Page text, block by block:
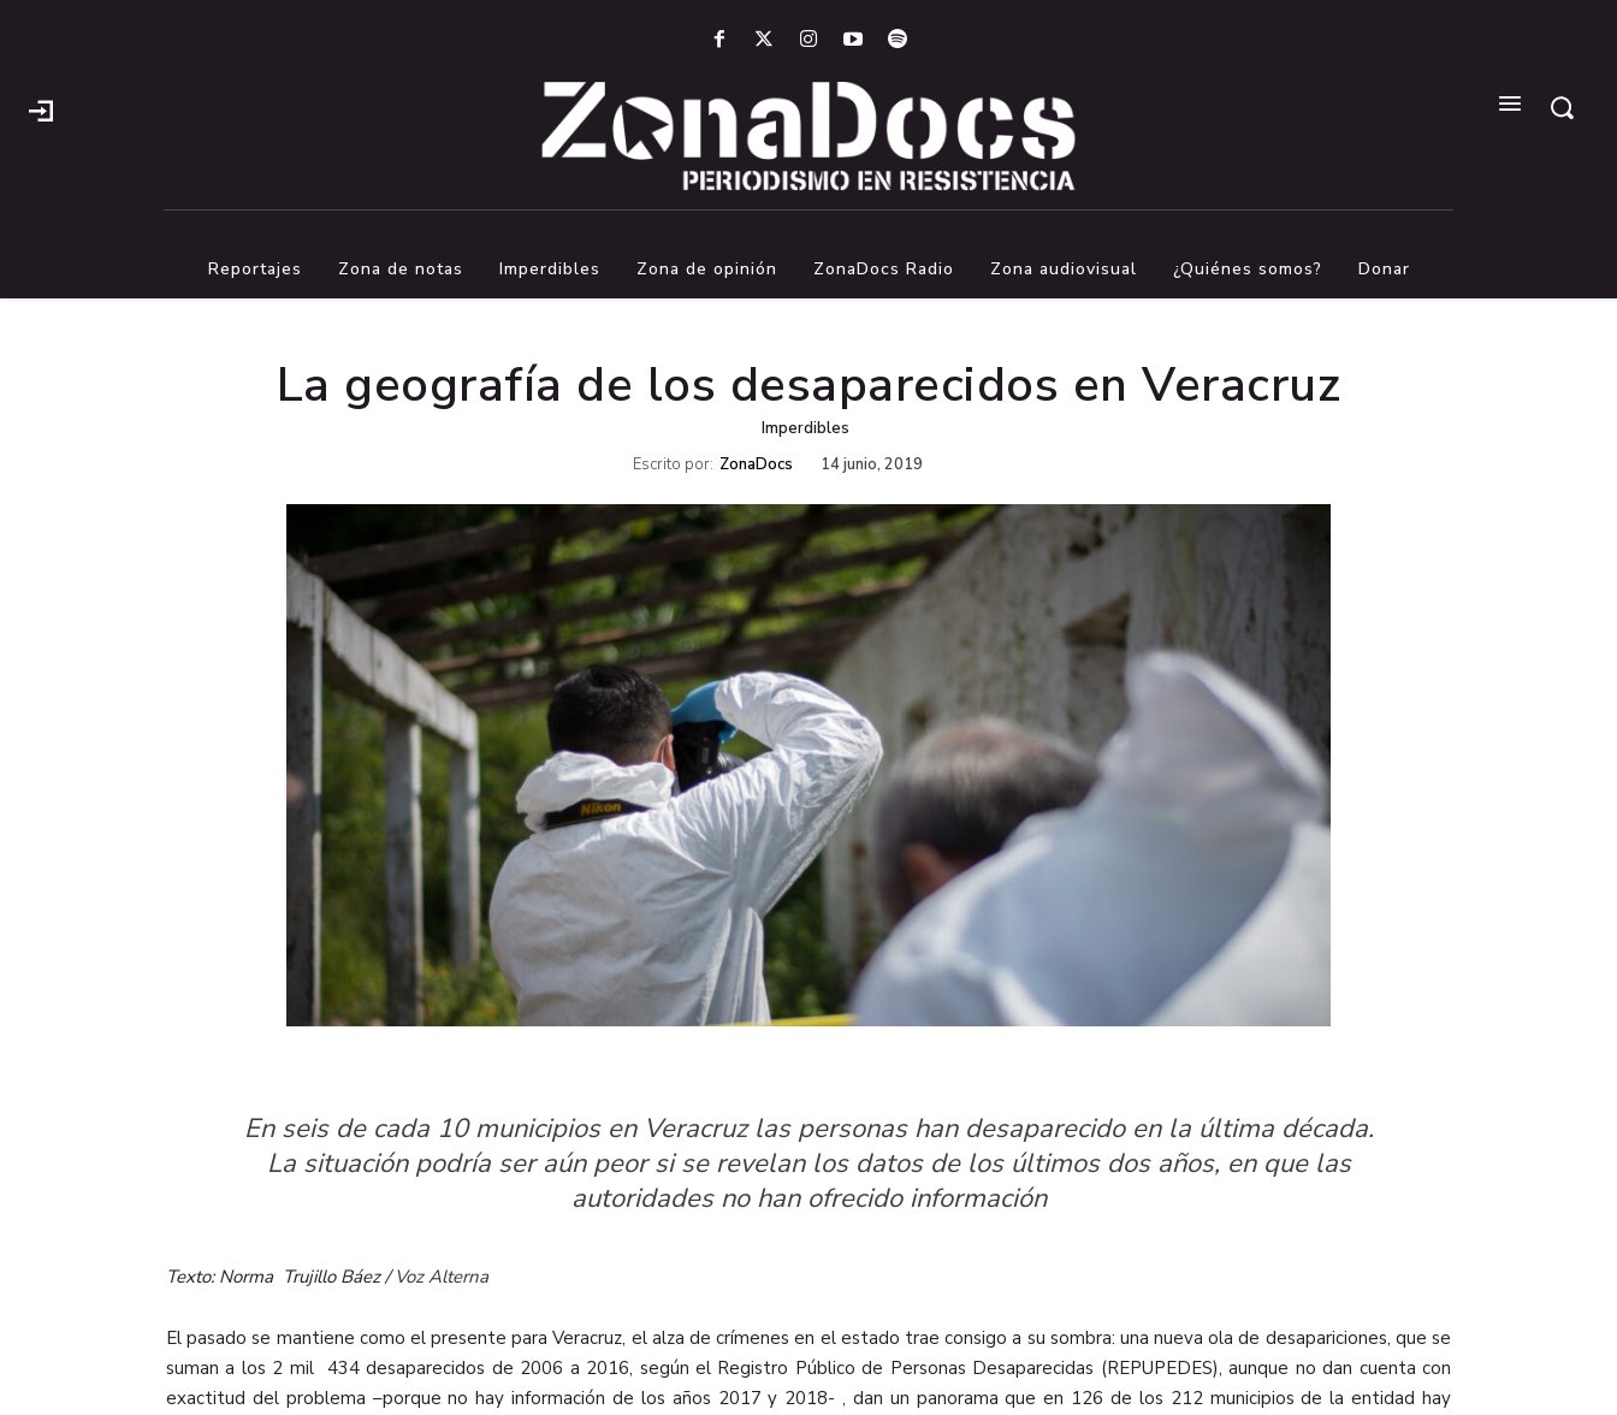
Reportajes Zona de notas Imperdibles Zona de opinión ZonaDocs Radio Zona audiovisual ¿Quiénes somos? Donar
La geografía de los desaparecidos en Veracruz
Imperdibles
Escrito por: ZonaDocs 14 junio, 2019
En seis de cada 10 municipios en Veracruz las personas han desaparecido en la última década.
La situación podría ser aún peor si se revelan los datos de los últimos dos años, en que las
autoridades no han ofrecido información
Texto: Norma Trujillo Báez /Voz Alterna
El pasado se mantiene como el presente para Veracruz, el alza de crímenes en el estado trae consigo a su sombra: una nueva ola de desapariciones, que se
suman a los 2 mil 434 desaparecidos de 2006 a 2016, según el Registro Público de Personas Desaparecidas (REPUPEDES), aunque no dan cuenta con
exactitud del problema –porque no hay información de los años 2017 y 2018- , dan un panorama que en 126 de los 212 municipios de la entidad hay